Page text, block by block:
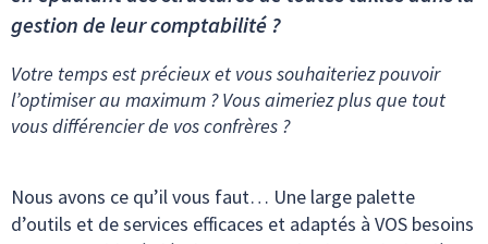
gestion de leur comptabilité ?
Votre temps est précieux et vous souhaiteriez pouvoir
l’optimiser au maximum ? Vous aimeriez plus que tout
vous différencier de vos confrères ?
Nous avons ce qu’il vous faut… Une large palette
d’outils et de services efficaces et adaptés à VOS besoins